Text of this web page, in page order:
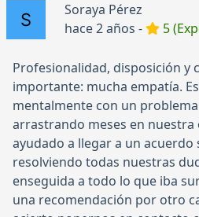
Soraya Pérez
hace 2 años -
5
Profesionalidad, disposición y
importante: mucha empatía.
mentalmente con un
arrastrando meses en nuestra
ayudado a llegar a un
resolviendo todas nuestras
enseguida a todo lo que iba
una recomendación por otro